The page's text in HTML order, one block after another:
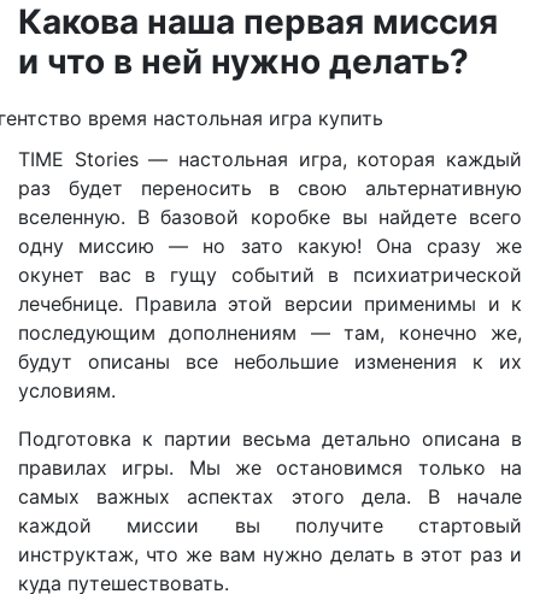
Какова наша первая миссия
и что в ней нужно делать?
TIME Stories — настольная игра, которая каждый
раз будет переносить в свою альтернативную
вселенную. В базовой коробке вы найдете всего
одну миссию — но зато какую! Она сразу же
окунет вас в гущу событий в психиатрической
лечебнице. Правила этой версии применимы и к
последующим дополнениям — там, конечно же,
будут описаны все небольшие изменения к их
условиям.
Подготовка к партии весьма детально описана в
правилах игры. Мы же остановимся только на
самых важных аспектах этого дела. В начале
каждой миссии вы получите стартовый
инструктаж, что же вам нужно делать в этот раз и
куда путешествовать.